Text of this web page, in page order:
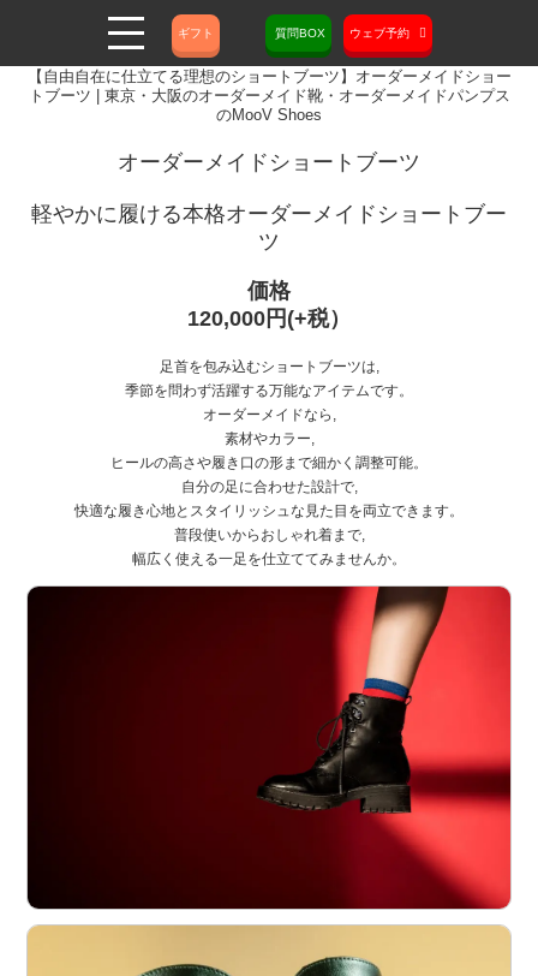
ギフト 質問BOX ウェブ予約
【自由自在に仕立てる理想のショートブーツ】オーダーメイドショー
トブーツ | 東京・大阪のオーダーメイド靴・オーダーメイドパンプス
のMooV Shoes
オーダーメイドショートブーツ
軽やかに履ける本格オーダーメイドショートブー
ツ
価格
120,000円(+税）
足首を包み込むショートブーツは,
季節を問わず活躍する万能なアイテムです。
オーダーメイドなら,
素材やカラー,
ヒールの高さや履き口の形まで細かく調整可能。
自分の足に合わせた設計で,
快適な履き心地とスタイリッシュな見た目を両立できます。
普段使いからおしゃれ着まで,
幅広く使える一足を仕立ててみませんか。